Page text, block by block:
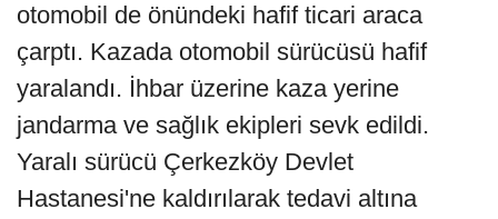
otomobil de önündeki hafif ticari araca
çarptı. Kazada otomobil sürücüsü hafif
yaralandı. İhbar üzerine kaza yerine
jandarma ve sağlık ekipleri sevk edildi.
Yaralı sürücü Çerkezköy Devlet
Hastanesi'ne kaldırılarak tedavi altına